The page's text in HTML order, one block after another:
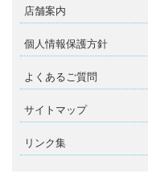
店舗案内
個人情報保護方針
よくあるご質問
サイトマップ
リンク集